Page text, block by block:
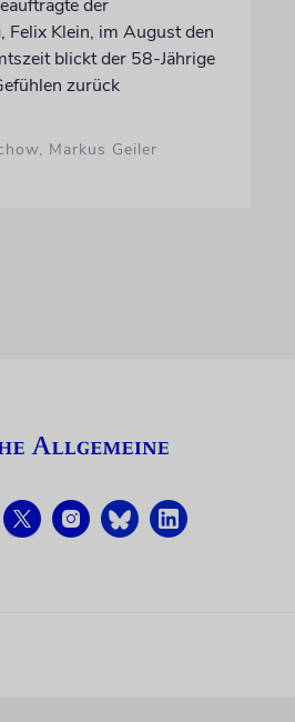
der
Felix Klein, im August den
blickt der 58-Jährige
zurück
Markus Geiler